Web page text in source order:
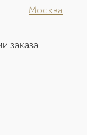
Москва
заказа